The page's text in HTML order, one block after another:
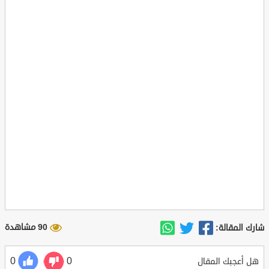
شارك المقالة: 90 مشاهدة
هل أعجبك المقال 0
0